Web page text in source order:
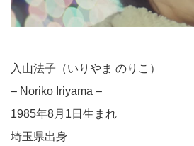
入山法子（いりやま のりこ）
– Noriko Iriyama –
1985年8月1日生まれ
埼玉県出身